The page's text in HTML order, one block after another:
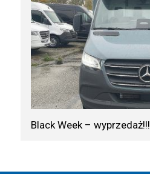
Black Week – wyprzedaż!!!